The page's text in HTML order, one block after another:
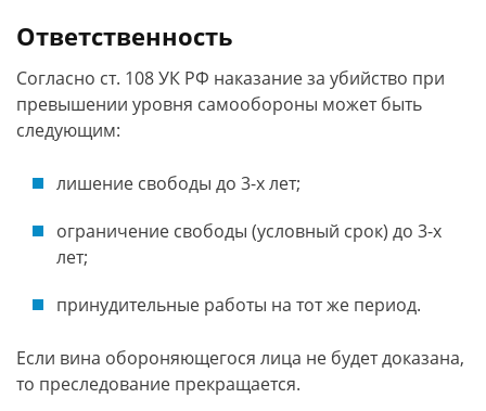
Ответственность
Согласно ст. 108 УК РФ наказание за убийство при
превышении уровня самообороны может быть
следующим:
лишение свободы до 3-х лет;
ограничение свободы (условный срок) до 3-х
лет;
принудительные работы на тот же период.
Если вина обороняющегося лица не будет доказана,
то преследование прекращается.